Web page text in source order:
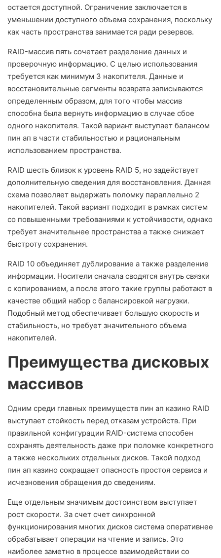
остается доступной. Ограничение заключается в
уменьшении доступного объема сохранения, поскольку
как часть пространства занимается ради резервов.
RAID-массив пять сочетает разделение данных и
проверочную информацию. С целью использования
требуется как минимум 3 накопителя. Данные и
восстановительные сегменты возврата записываются
определенным образом, для того чтобы массив
способна была вернуть информацию в случае сбое
одного накопителя. Такой вариант выступает балансом
пин ап в части стабильностью и рациональным
использованием пространства.
RAID шесть близок к уровень RAID 5, но задействует
дополнительную сведения для восстановления. Данная
схема позволяет выдержать поломку параллельно 2
накопителей. Такой вариант подходит в рамках систем
со повышенными требованиями к устойчивости, однако
требует значительнее пространства а также снижает
быстроту сохранения.
RAID 10 объединяет дублирование а также разделение
информации. Носители сначала сводятся внутрь связки
с копированием, а после этого такие группы работают в
качестве общий набор с балансировкой нагрузки.
Подобный метод обеспечивает большую скорость и
стабильность, но требует значительного объема
накопителей.
Преимущества дисковых
массивов
Одним среди главных преимуществ пин ап казино RAID
выступает стойкость перед отказам устройств. При
правильной конфигурации RAID-система способен
сохранять деятельность даже при поломке конкретного
а также нескольких отдельных дисков. Такой подход
пин ап казино сокращает опасность простоя сервиса и
исчезновения обращения до сведениям.
Еще отдельным значимым достоинством выступает
рост скорости. За счет счет синхронной
функционирования многих дисков система оперативнее
обрабатывает операции на чтение и запись. Это
наиболее заметно в процессе взаимодействии со